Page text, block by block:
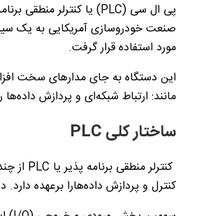
پی ال سی (PLC
صنعت خودروسازی آمریکایی به یک سیستم
مورد استفاده قرار گرفت.
این دستگاه‌ به جای مدار‌های سخت
مانند: ارتباط شبکه‌ای و پردازش داده‌ها
ساختار کلیPLC
کنترلر منطقی برنامه پذیر یا PLC از
کنترل و پردازش داده‌هارا بر‌عهده